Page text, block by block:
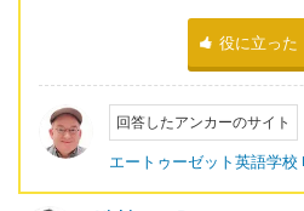
役に立った
回答したアンカーのサイト
エートゥーゼット英語学校